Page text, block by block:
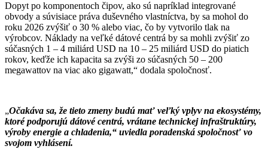
Dopyt po komponentoch čipov, ako sú napríklad integrované
obvody a súvisiace práva duševného vlastníctva, by sa mohol do
roku 2026 zvýšiť o 30 % alebo viac, čo by vytvorilo tlak na
výrobcov. Náklady na veľké dátové centrá by sa mohli zvýšiť zo
súčasných 1 – 4 miliárd USD na 10 – 25 miliárd USD do piatich
rokov, keďže ich kapacita sa zvýši zo súčasných 50 – 200
megawattov na viac ako gigawatt,“ dodala spoločnosť.
„Očakáva sa, že tieto zmeny budú mať veľký vplyv na ekosystémy,
ktoré podporujú dátové centrá, vrátane technickej infraštruktúry,
výroby energie a chladenia,“ uviedla poradenská spoločnosť vo
svojom vyhlásení.